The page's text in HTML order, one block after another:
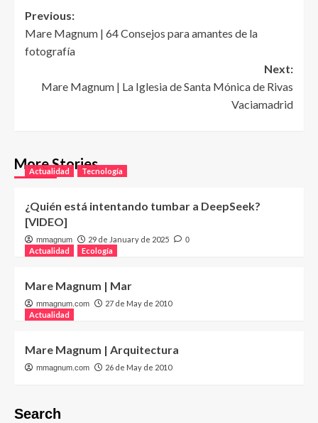
Post
navigation
Previous:
Mare Magnum | 64 Consejos para amantes de la
fotografía
Next:
Mare Magnum | La Iglesia de Santa Mónica de Rivas
Vaciamadrid
More Stories
Actualidad Tecnología
¿Quién está intentando tumbar a DeepSeek?
[VIDEO]
mmagnum 29 de January de 2025 0
Actualidad Ecología
Mare Magnum | Mar
mmagnum.com
27 de May de 2010
Actualidad
Mare Magnum | Arquitectura
mmagnum.com 26 de May de 2010
Search